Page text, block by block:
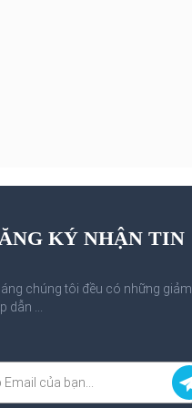
KÝ NHẬN TIN
chúng tôi đều có những giảm
dẫn ...